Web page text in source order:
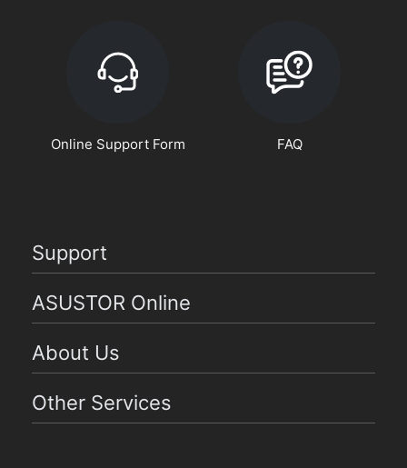
Online Support Form FAQ
Support
ASUSTOR Online
About Us
Other Services